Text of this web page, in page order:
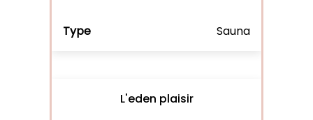
Sauna
L'eden plaisir